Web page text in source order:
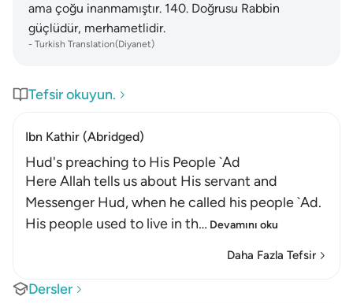
Tefsir okuyun.
Ibn Kathir (Abridged)
Hud's preaching to His People `Ad
Here Allah tells us about His servant and
Messenger Hud, when he called his people `Ad.
His people used to live in th… Devamını oku
Daha Fazla Tefsir
Dersler
ama çoğu inanmamıştır. 140. Doğrusu Rabbin
güçlüdür, merhametlidir.
- Turkish Translation(Diyanet)